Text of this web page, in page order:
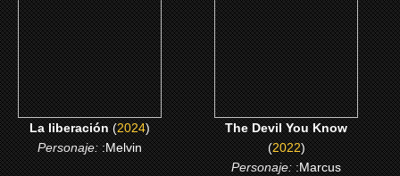
CLICK ME
La liberación(2024)
Personaje::Melvin
CLICK ME
The Devil You Know
(2022)
Personaje::Marcus